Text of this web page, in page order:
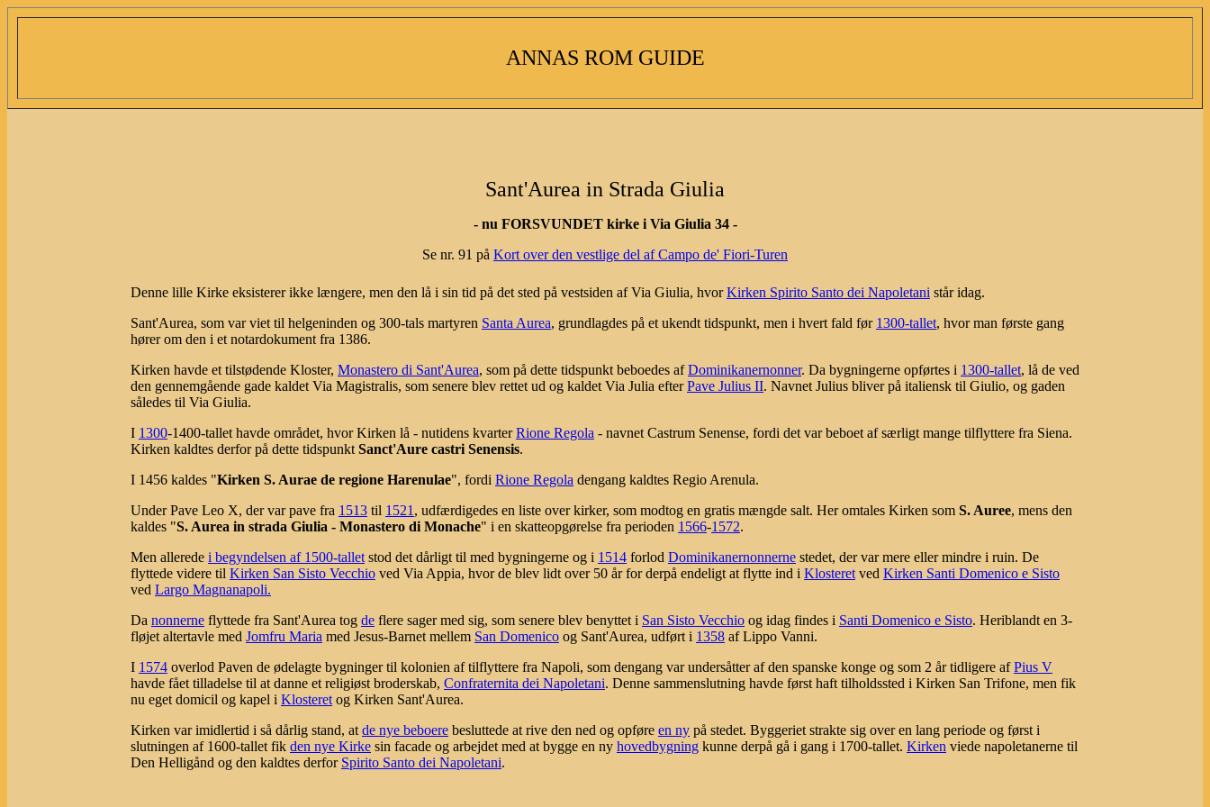
ANNAS ROM GUIDE
Sant'Aurea in Strada Giulia
- nu FORSVUNDET kirke i Via Giulia 34 -
Se nr. 91 på Kort over den vestlige del af Campo de' Fiori-Turen
Denne lille Kirke eksisterer ikke længere, men den lå i sin tid på det sted på vestsiden af Via Giulia, hvorKirken Spirito Santo dei Napoletani står idag.
Sant'Aurea, som var viet til helgeninden og 300-tals martyren Santa Aurea, grundlagdes på et ukendt tidspunkt, men i hvert fald før 1300-tallet, hvor man første gang
hører om den i et notardokument fra 1386.
Kirken havde et tilstødende Kloster, Monastero di Sant'Aurea, som på dette tidspunkt beboedes afDominikanernonner. Da bygningerne opførtes i 1300-tallet, lå de ved
den gennemgående gade kaldet Via Magistralis, som senere blev rettet ud og kaldet Via Julia efterPave Julius II. Navnet Julius bliver på italiensk til Giulio, og gaden
således til Via Giulia.
I 1300-1400-tallet havde området, hvor Kirken lå - nutidens kvarterRione Regola - navnet Castrum Senense, fordi det var beboet af særligt mange tilflyttere fra Siena.
Kirken kaldtes derfor på dette tidspunkt Sanct'Aure castri Senensis.
I 1456 kaldes "Kirken S. Aurae de regione Harenulae", fordi Rione Regola dengang kaldtes Regio Arenula.
Under Pave Leo X, der var pave fra 1513 til 1521 , udfærdigedes en liste over kirker, som modtog en gratis mængde salt. Her omtales Kirken som S. Auree, mens den
kaldes "S. Aurea in strada Giulia - Monastero di Monache" i en skatteopgørelse fra perioden 1566-1572.
Men allerede i begyndelsen af 1500-tallet stod det dårligt til med bygningerne og i 1514 forlod Dominikanernonnerne stedet, der var mere eller mindre i ruin. De
flyttede videre til Kirken San Sisto Vecchio ved Via Appia, hvor de blev lidt over 50 år for derpå endeligt at flytte ind i Klosteret ved Kirken Santi Domenico e Sisto
ved Largo Magnanapoli.
Da nonnerne flyttede fra Sant'Aurea tog de flere sager med sig, som senere blev benyttet i San Sisto Vecchio og idag findes i Santi Domenico e Sisto. Heriblandt en 3-
fløjet altertavle med Jomfru Maria med Jesus-Barnet mellem San Domenico og Sant'Aurea, udført i 1358 af Lippo Vanni.
I 1574 overlod Paven de ødelagte bygninger til kolonien af tilflyttere fra Napoli, som dengang var undersåtter af den spanske konge og som 2 år tidligere afPius V
havde fået tilladelse til at danne et religiøst broderskab, Confraternita dei Napoletani. Denne sammenslutning havde først haft tilholdssted i Kirken San Trifone, men fik
nu eget domicil og kapel i Klosteret og Kirken Sant'Aurea.
Kirken var imidlertid i så dårlig stand, at de nye beboere besluttede at rive den ned og opføre en ny på stedet. Byggeriet strakte sig over en lang periode og først i
slutningen af 1600-tallet fik den nye Kirke sin facade og arbejdet med at bygge en ny hovedbygning kunne derpå gå i gang i 1700-tallet. Kirken viede napoletanerne til
Den Helligånd og den kaldtes derfor Spirito Santo dei Napoletani.